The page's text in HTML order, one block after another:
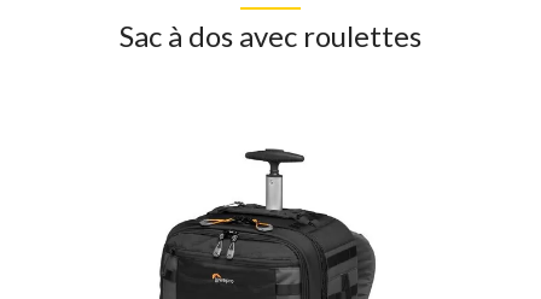
Sac à dos avec roulettes